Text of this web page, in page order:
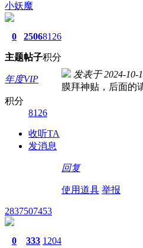
小妖魔
0
主题
2506
帖子
8126
积分
年度VIP
积分
8126
收听TA
发消息
发表于 2024-10-
膜拜神贴，后面的
回复
使用道具 举报
2837507453
0 333 1204